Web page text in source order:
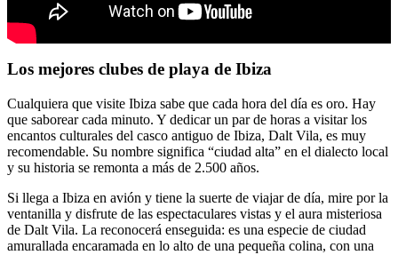
Los mejores clubes de playa de Ibiza
Cualquiera que visite Ibiza sabe que cada hora del día es oro. Hay
que saborear cada minuto. Y dedicar un par de horas a visitar los
encantos culturales del casco antiguo de Ibiza, Dalt Vila, es muy
recomendable. Su nombre significa “ciudad alta” en el dialecto local
y su historia se remonta a más de 2.500 años.
Si llega a Ibiza en avión y tiene la suerte de viajar de día, mire por la
ventanilla y disfrute de las espectaculares vistas y el aura misteriosa
de Dalt Vila. La reconocerá enseguida: es una especie de ciudad
amurallada encaramada en lo alto de una pequeña colina, con una